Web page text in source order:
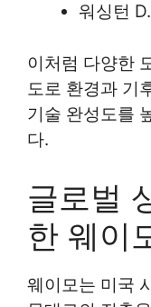
워싱턴
이처럼 다양한
도로 환경과 기
기술 완성도를
다.
글로벌
한 웨이
웨이모는 미국